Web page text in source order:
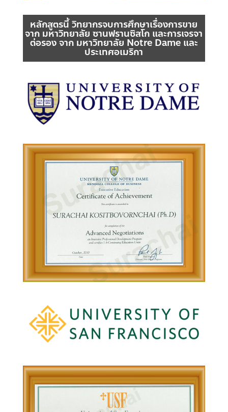
หลักสูตรนี้ วิทยากรจบการศึกษาเรื่องการขาย
จาก มหาวิทยาลัย ซานฟรานซิสโก และการเจรจา
ต่อรอง จาก มหาวิทยาลัย Notre Dame และ
ประเทศอเมริกา